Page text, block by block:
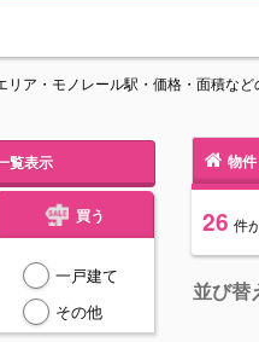
リア・モノレール駅・価格・面積な
覧表示
買う
一戸建て
その他
物件
26 件
並び替